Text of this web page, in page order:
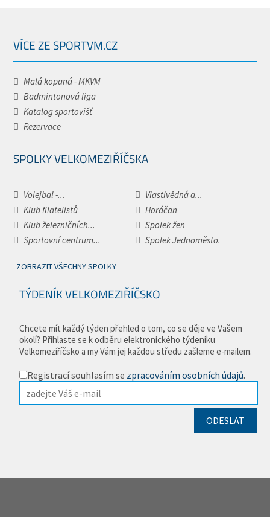
VÍCE ZE SPORTVM.CZ
Malá kopaná - MKVM
Badmintonová liga
Katalog sportovišť
Rezervace
SPOLKY VELKOMEZIŘÍČSKA
Volejbal -...
Vlastivědná a...
Klub filatelistů
Horáčan
Klub železničních...
Spolek žen
Sportovní centrum...
Spolek Jednoměsto.
ZOBRAZIT VŠECHNY SPOLKY
TÝDENÍK VELKOMEZIŘÍČSKO
Chcete mít každý týden přehled o tom, co se děje ve Vašem
okolí? Přihlaste se k odběru elektronického týdeníku
Velkomeziříčsko a my Vám jej každou středu zašleme e-mailem.
Registrací souhlasím se zpracováním osobních údajů.